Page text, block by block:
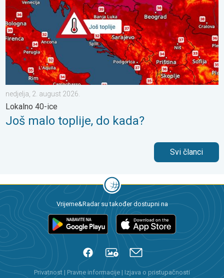
nedjelja, 2. august 2026.
Lokalno 40-ice
Još malo toplije, do kada?
Svi članci
Vrijeme&Radar su također dostupni na
Privatnost | Pravne informacije | Izjava o pristupačnosti